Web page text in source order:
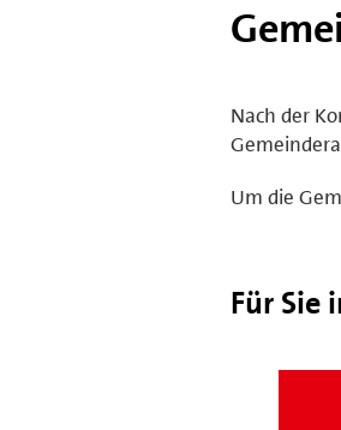
Nach der
Um die
Für